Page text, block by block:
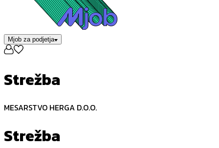
Mjob za podjetja
Strežba
MESARSTVO HERGA D.O.O.
Strežba